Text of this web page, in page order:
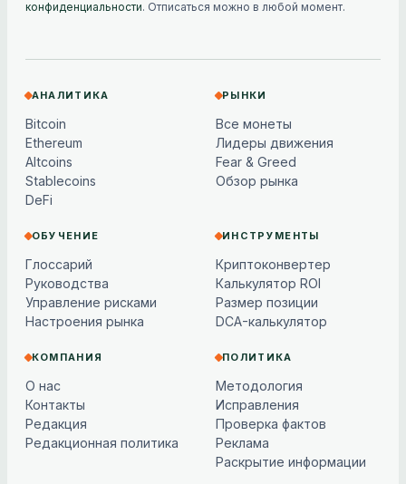
конфиденциальности. Отписаться можно в любой момент.
АНАЛИТИКА
Bitcoin
Ethereum
Altcoins
Stablecoins
DeFi
РЫНКИ
Все монеты
Лидеры движения
Fear & Greed
Обзор рынка
ОБУЧЕНИЕ
Глоссарий
Руководства
Управление рисками
Настроения рынка
ИНСТРУМЕНТЫ
Криптоконвертер
Калькулятор ROI
Размер позиции
DCA-калькулятор
КОМПАНИЯ
О нас
Контакты
Редакция
Редакционная политика
ПОЛИТИКА
Методология
Исправления
Проверка фактов
Реклама
Раскрытие информации